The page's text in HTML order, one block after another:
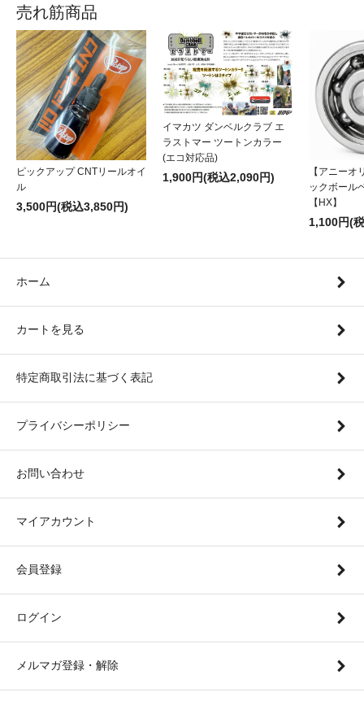
売れ筋商品
ピックアップ CNTリールオイ
ル
3,500円(税込3,850円)
イマカツ ダンベルクラブ エ
ラストマー ツートンカラー
(エコ対応品)
1,900円(税込2,090円)
【アニーオ
ックボール
【HX】
1,100円(
ホーム
カートを見る
特定商取引法に基づく表記
プライバシーポリシー
お問い合わせ
マイアカウント
会員登録
ログイン
メルマガ登録・解除